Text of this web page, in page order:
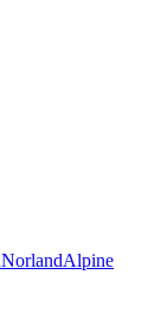
NorlandAlpine